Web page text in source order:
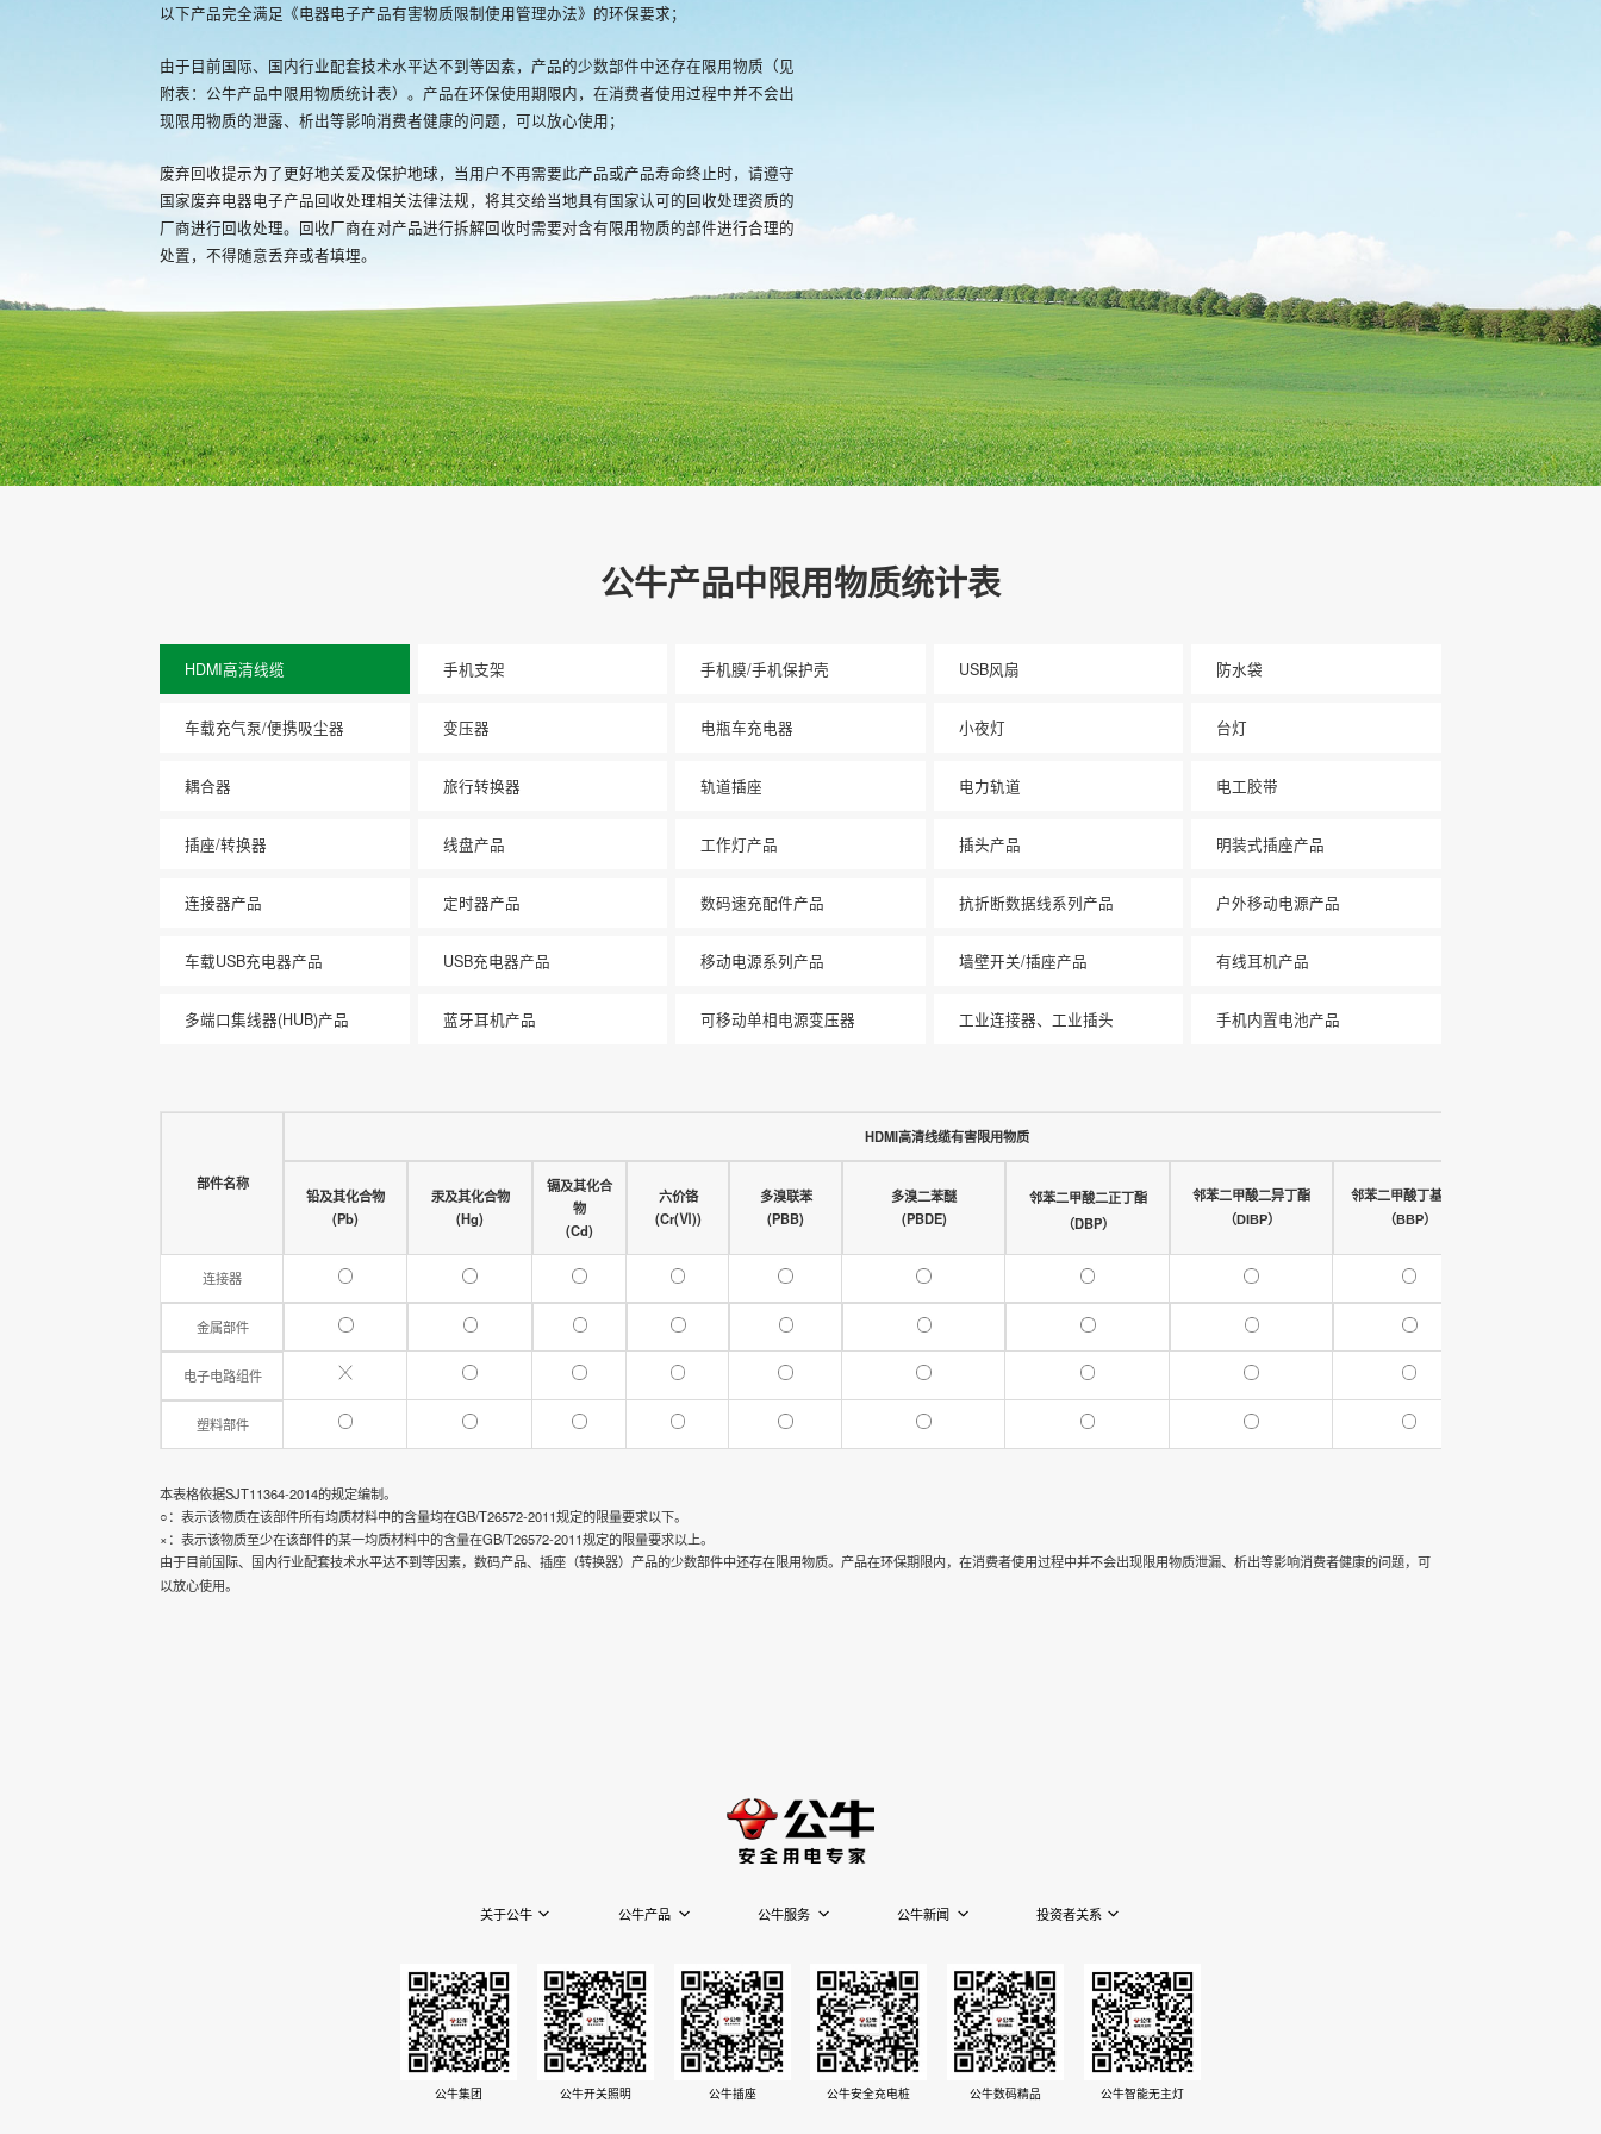
以下产品完全满足《电器电子产品有害物质限制使用管理办法》的环保要求；
由于目前国际、国内行业配套技术水平达不到等因素，产品的少数部件中还存在限用物质（见
附表：公牛产品中限用物质统计表）。产品在环保使用期限内，在消费者使用过程中并不会出
现限用物质的泄露、析出等影响消费者健康的问题，可以放心使用；
废弃回收提示为了更好地关爱及保护地球，当用户不再需要此产品或产品寿命终止时，请遵守
国家废弃电器电子产品回收处理相关法律法规，将其交给当地具有国家认可的回收处理资质的
厂商进行回收处理。回收厂商在对产品进行拆解回收时需要对含有限用物质的部件进行合理的
处置，不得随意丢弃或者填埋。
公牛产品中限用物质统计表
HDMI高清线缆 手机支架 手机膜/手机保护壳 USB风扇 防水袋
车载充气泵/便携吸尘器 变压器 电瓶车充电器 小夜灯 台灯
耦合器 旅行转换器 轨道插座 电力轨道 电工胶带
插座/转换器 线盘产品 工作灯产品 插头产品 明装式插座产品
连接器产品 定时器产品 数码速充配件产品 抗折断数据线系列产品 户外移动电源产品
车载USB充电器产品 USB充电器产品 移动电源系列产品 墙壁开关/插座产品 有线耳机产品
多端口集线器(HUB)产品 蓝牙耳机产品 可移动单相电源变压器 工业连接器、工业插头 手机内置电池产品
部件名称
HDMI高清线缆有害限用物质
铅及其化合物
(Pb)
汞及其化合物
(Hg)
镉及其化合
物
(Cd)
六价铬
(Cr(Ⅵ))
多溴联苯
(PBB)
多溴二苯醚
(PBDE)
邻苯二甲酸二正丁酯
（DBP）
邻苯二甲酸二异丁酯
（DIBP）
邻苯二甲酸丁基苄酯
（BBP）
连接器
金属部件
电子电路组件
塑料部件
本表格依据SJT11364-2014的规定编制。
○：表示该物质在该部件所有均质材料中的含量均在GB/T26572-2011规定的限量要求以下。
×：表示该物质至少在该部件的某一均质材料中的含量在GB/T26572-2011规定的限量要求以上。
由于目前国际、国内行业配套技术水平达不到等因素，数码产品、插座（转换器）产品的少数部件中还存在限用物质。产品在环保期限内，在消费者使用过程中并不会出现限用物质泄漏、析出等影响消费者健康的问题，可
以放心使用。
关于公牛 公牛产品 公牛服务 公牛新闻 投资者关系
公牛集团 公牛开关照明 公牛插座 公牛安全充电桩 公牛数码精品 公牛智能无主灯